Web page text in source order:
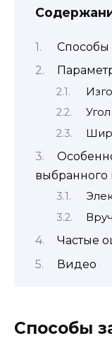
Способы
выбранного
Частые
Видео
Способы